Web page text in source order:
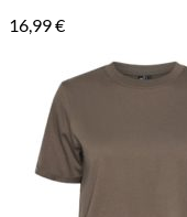
16,99€